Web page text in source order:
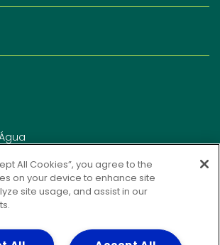
e Esgoto
da água
All Cookies”, you agree to the
on your device to enhance site
site usage, and assist in our